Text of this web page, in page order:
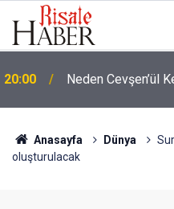
20:00 Neden Cevşen’ül
19:25 Dost Tv Kurucusu
Anasayfa Dünya
oluşturulacak